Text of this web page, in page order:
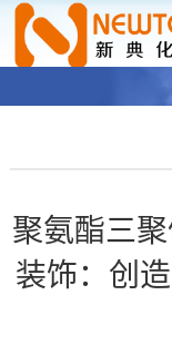
聚氨酯三
装饰：创